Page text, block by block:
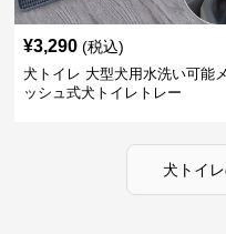
¥3,290 (税込)
犬トイレ 大型犬用水洗い可能メ
ッシュ式犬トイレトレー
犬トイレ